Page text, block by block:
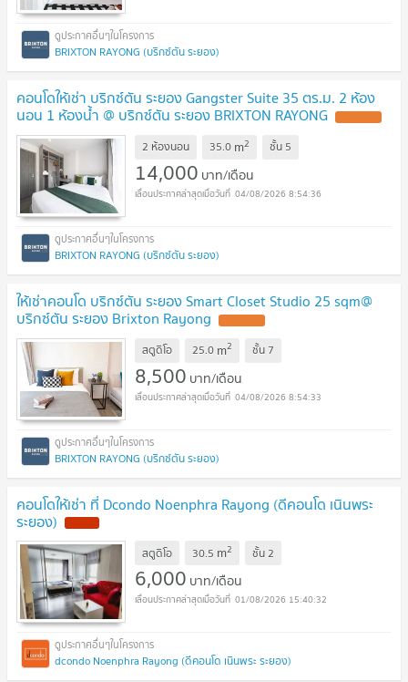
BRIXTON RAYONG (บริกซ์ตัน ระยอง)
คอนโดให้เช่า บริกซ์ตัน ระยอง Gangster Suite 35 ตร.ม. 2 ห้อง
นอน 1 ห้องน้ำ @ บริกซ์ตัน ระยอง BRIXTON RAYONG
2 ห้องนอน 35.0 m2 ชั้น 5
14,000 บาท/เดือน
04/08/2026 8:54:36
BRIXTON RAYONG (บริกซ์ตัน ระยอง)
ให้เช่าคอนโด บริกซ์ตัน ระยอง Smart Closet Studio 25 sqm@
บริกซ์ตัน ระยอง Brixton Rayong
สตูดิโอ 25.0 m2 ชั้น 7
8,500 บาท/เดือน
04/08/2026 8:54:33
BRIXTON RAYONG (บริกซ์ตัน ระยอง)
คอนโดให้เช่า ที่ Dcondo Noenphra Rayong (ดีคอนโด เนินพระ
ระยอง)
สตูดิโอ 30.5 m2 ชั้น2
6,000 บาท/เดือน
01/08/2026 15:40:32
dcondo Noenphra Rayong (ดีคอนโด เนินพระ ระยอง)